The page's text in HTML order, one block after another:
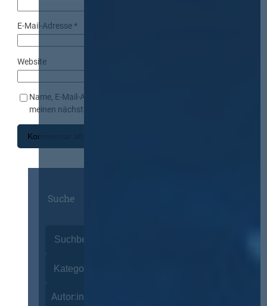
E-Mail-Adresse*
Website
Name, E-Mail-Adresse und Website in diesem Browser für
meinen nächsten Kommentar speichern.
Suche
Autor:innen